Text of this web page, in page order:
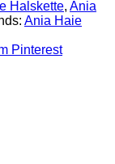
Halskette, Ania
Ania Haie
Pinterest